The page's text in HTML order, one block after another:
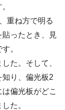
重ね方で明る
ったとき、見
。
た。そして、
り、偏光板2
偏光板がどこ
た。